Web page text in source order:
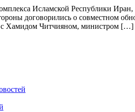
Исламской Республики
договорились о совместном
с Хамидом Читчияном, министром […]